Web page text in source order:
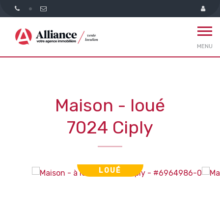
MENU
Maison - loué
7024 Ciply
LOUÉ